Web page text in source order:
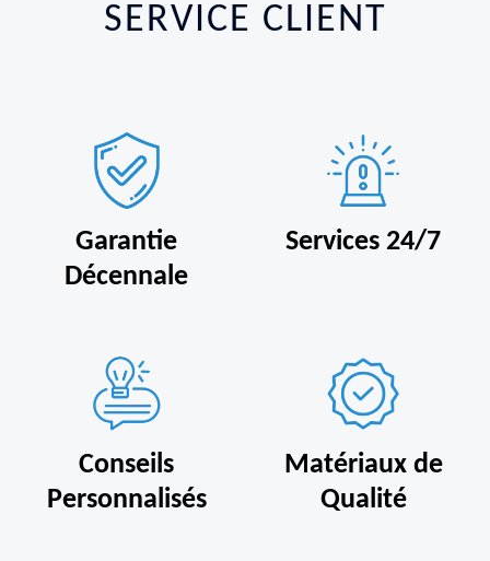
SERVICE CLIENT
Garantie
Décennale
Services 24/7
Conseils
Personnalisés
Matériaux de
Qualité